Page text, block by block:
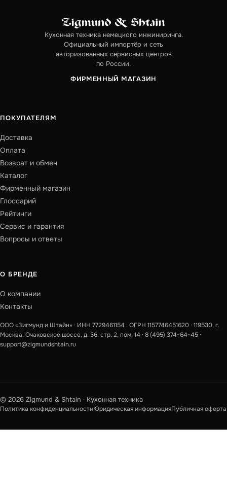
Кухонная техника немецкого инжиниринга.
Официальный импортёр и сеть
авторизованных сервисных центров
по России.
ФИРМЕННЫЙ МАГАЗИН
ПОКУПАТЕЛЯМ
Доставка
Оплата
Возврат и обмен
Каталог
Фирменный магазин
Глоссарий
Рейтинги
Сервис и гарантия
Вопросы и ответы
О БРЕНДЕ
О компании
Контакты
ООО «Зигмунд и Штайн» · ИНН 7729461154 · ОГРН 1157746451620 · 119530, г.
Москва, Очаковское шоссе, д. 36, стр. 2, пом. 14 · 8 (495) 374-64-45 ·
support@zigmundshtain.ru
© 2026 Zigmund & Shtain · Кухонная техника
Политика конфиденциальностиЮридическая информацияПубличная оферта